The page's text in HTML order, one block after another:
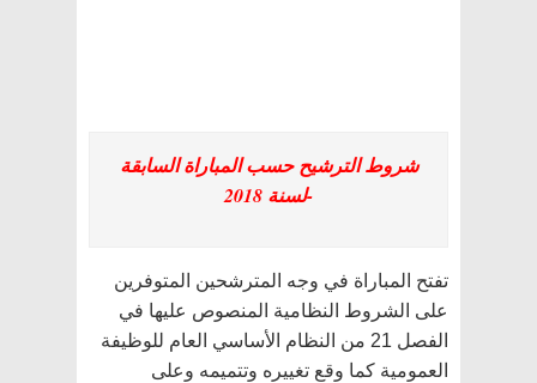
شروط الترشيح حسب المباراة السابقة
-لسنة 2018
تفتح المباراة في وجه المترشحين المتوفرين
على الشروط النظامية المنصوص عليها في
الفصل 21 من النظام الأساسي العام للوظيفة
العمومية كما وقع تغييره وتتميمه وعلى